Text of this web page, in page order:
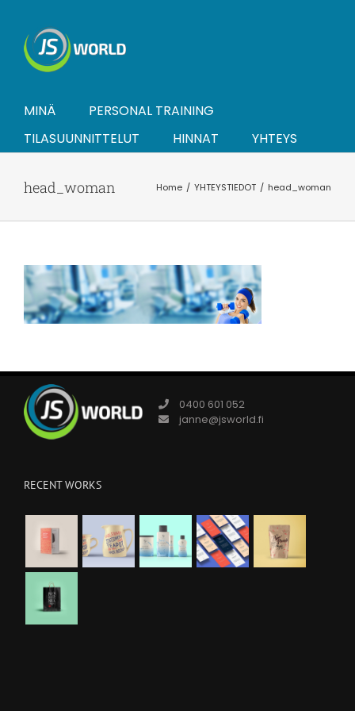
content
MINÄ
PERSONAL TRAINING
TILASUUNNITTELUT
HINNAT YHTEYS
head_woman Home YHTEYSTIEDOT head_woman
0400 601 052
janne@jsworld.fi
RECENT WORKS